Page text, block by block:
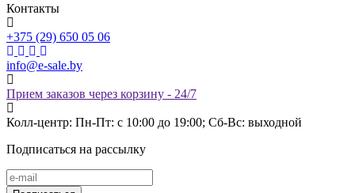
Контакты
+375 (29) 650 05 06
info@e-sale.by
Прием заказов через корзину - 24/7
Колл-центр: Пн-Пт: с 10:00 до 19:00; Сб-Вс: выходной
Подписаться на рассылку